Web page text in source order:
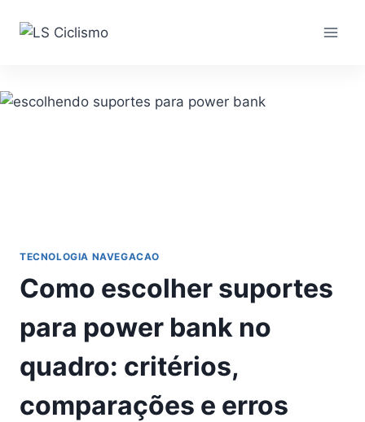
para
TECNOLOGIA NAVEGACAO
Como escolher suportes
para power bank no
quadro: critérios,
comparações e erros